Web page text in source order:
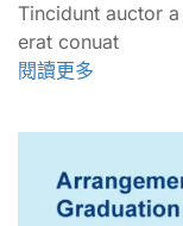
Tincidunt auctor
erat conuat
閱讀更多